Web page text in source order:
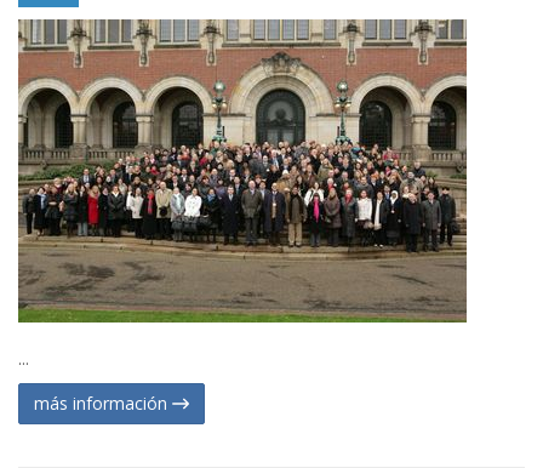
...
más información